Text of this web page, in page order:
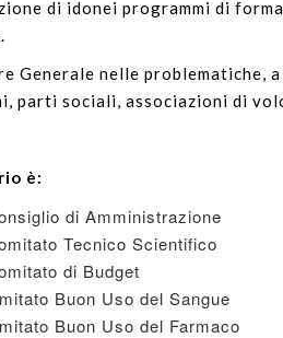
di idonei programmi di
Generale nelle problematiche,
parti sociali, associazioni di
è:
di Amministrazione
Tecnico Scientifico
di Budget
Buon Uso del Sangue
Buon Uso del Farmaco